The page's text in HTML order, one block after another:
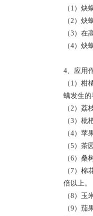
（1）炔
（2）
（3）在
（4）炔
4、应用
（1）柑
螨发生的
（2）荔
（3）枇
（4）苹
（5）茶
（6）桑
（7）
倍以上。
（8）玉
（9）